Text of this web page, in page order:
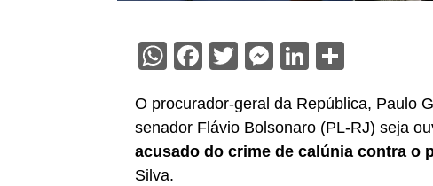
WhatsApp
Facebook
Twitter
Messenger
LinkedIn
O procurador-geral da República, Paulo
senador Flávio Bolsonaro (PL-RJ) seja
acusado do crime de calúnia contra o
Silva.